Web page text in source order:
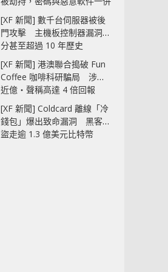
中招
[XF 新聞] 數千台伺服器被後
門攻擊 主機板控制器漏洞部
分甚至超過 10 年歷史
[XF 新聞] 港澳聯合搗破 Fun
Coffee 咖啡科研騙局 涉款
近億‧聲稱高達 4 倍回報
[XF 新聞] Coldcard 離線「冷
錢包」爆出致命漏洞 黑客已
盜走逾 1.3 億美元比特幣